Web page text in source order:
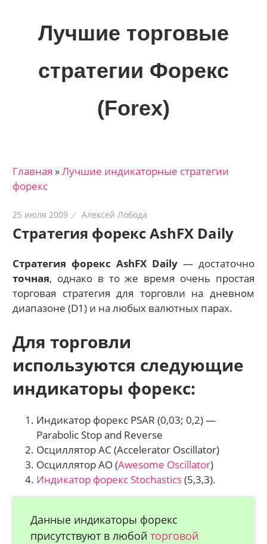
Лучшие торговые
стратегии Форекс
(Forex)
трейдеров
на
рынках:
стратегии,
новости…
Главная »Лучшие индикаторные cтратегии
форекс
25 июля 2009 Алексей Лобода
Стратегия форекс AshFX Daily
Стратегия форекс AshFX Daily— достаточно
точная, однако в то же время очень простая
торговая стратегия для торговли на дневном
диапазоне (D1) и на любых валютных парах.
Для торговли
используются следующие
индикаторы форекс:
Индикатор форекс PSAR (0,03; 0,2) —
Parabolic Stop and Reverse
Осциллятор AC (Accelerator Oscillator)
Осциллятор AO (Awesome Oscillator)
Индикатор форекс Stochastics(5,3,3).
Данные индикаторы форекс
присутствуют в любойторговой